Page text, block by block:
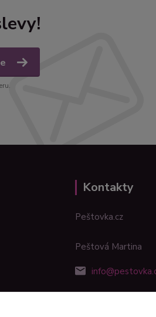
Kontakty
Peštovka.cz
Peštová Martina